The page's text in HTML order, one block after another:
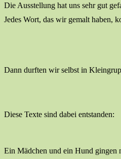
Die Ausstellung hat uns sehr gut
Jedes Wort, das wir gemalt haben,
Dann durften wir selbst in
Diese Texte sind dabei entstanden:
Ein Mädchen und ein Hund gingen